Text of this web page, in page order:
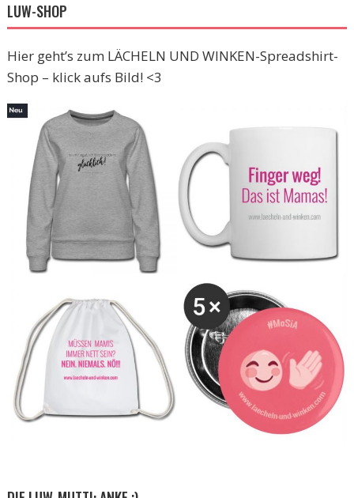
LUW-SHOP
Hier geht’s zum LÄCHELN UND WINKEN-Spreadshirt-
Shop – klick aufs Bild! <3